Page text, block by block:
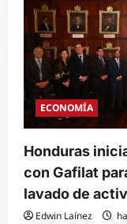
ECONOMÍA
Honduras
con Gafilat
lavado de
Edwin Laínez